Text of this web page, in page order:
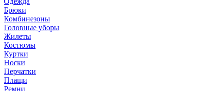
Брюки
Комбинезоны
Головные уборы
Жилеты
Костюмы
Куртки
Носки
Перчатки
Плащи
Ремни